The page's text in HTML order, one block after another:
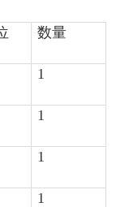
数量
1
1
1
1